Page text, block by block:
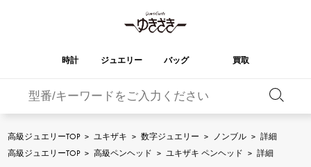
時計 ジュエリー バッグ 買取
OMEGA BREITLING
YUKIZAKI
ジュエリー
ジュエリー
バーキン オータクロア
ケリー ピコタンロック
高級ジュエリーTOP > ユキザキ > 数字ジュエリー > ノンブル > 詳細
高級ジュエリーTOP > 高級ペンヘッド > ユキザキ ペンヘッド > 詳細